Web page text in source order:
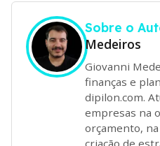
Sobre o
Medeiros
Giovanni
finanças e
dipilon.com.
empresas na
orçamento,
criação de